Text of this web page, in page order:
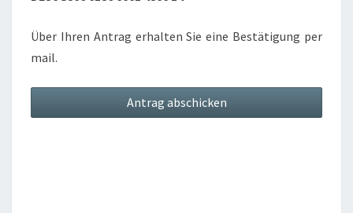
Über Ihren Antrag erhalten Sie eine Bestätigung per
mail.